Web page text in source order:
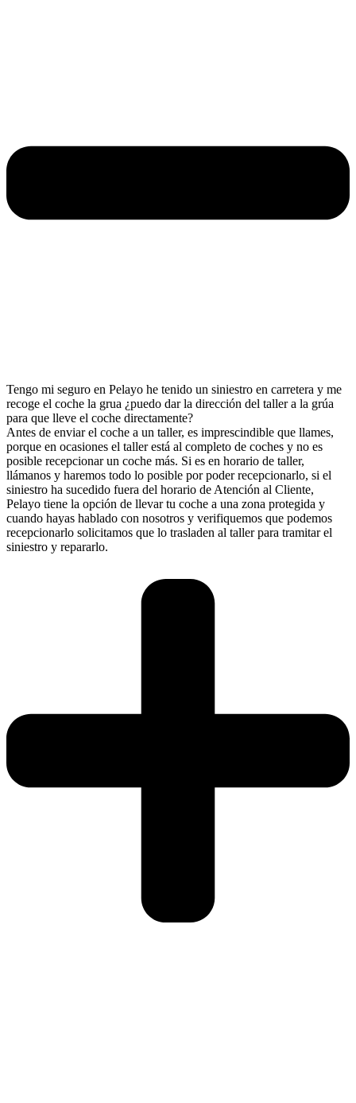
Tengo mi seguro en Pelayo he tenido un siniestro en carretera y me
recoge el coche la grua ¿puedo dar la dirección del taller a la grúa
para que lleve el coche directamente?
Antes de enviar el coche a un taller, es imprescindible que llames,
porque en ocasiones el taller está al completo de coches y no es
posible recepcionar un coche más. Si es en horario de taller,
llámanos y haremos todo lo posible por poder recepcionarlo, si el
siniestro ha sucedido fuera del horario de Atención al Cliente,
Pelayo tiene la opción de llevar tu coche a una zona protegida y
cuando hayas hablado con nosotros y verifiquemos que podemos
recepcionarlo solicitamos que lo trasladen al taller para tramitar el
siniestro y repararlo.